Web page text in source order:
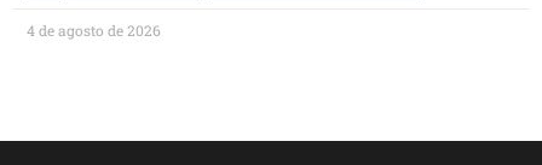
4 de agosto de 2026